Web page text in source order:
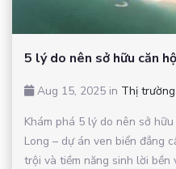
5 lý do nên sở hữu căn
Aug 15, 2025 in Thị trường
Khám phá 5 lý do nên sở
Long – dự án ven biển đẳng
trội và tiềm năng sinh lời